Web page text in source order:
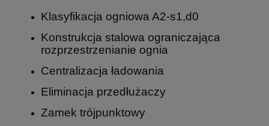
Klasyfikacja ogniowa A2-s1,d0
Konstrukcja stalowa ograniczająca
rozprzestrzenianie ognia
Centralizacja ładowania
Eliminacja przedłużaczy
Zamek trójpunktowy